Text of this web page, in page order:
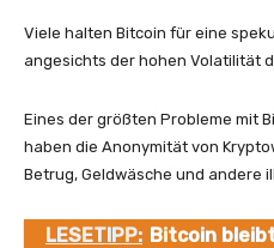
Viele halten Bitcoin für eine
angesichts der hohen Volatilität
Eines der größten Probleme mit
haben die Anonymität von
Betrug, Geldwäsche und andere
LESETIPP: Bitcoin